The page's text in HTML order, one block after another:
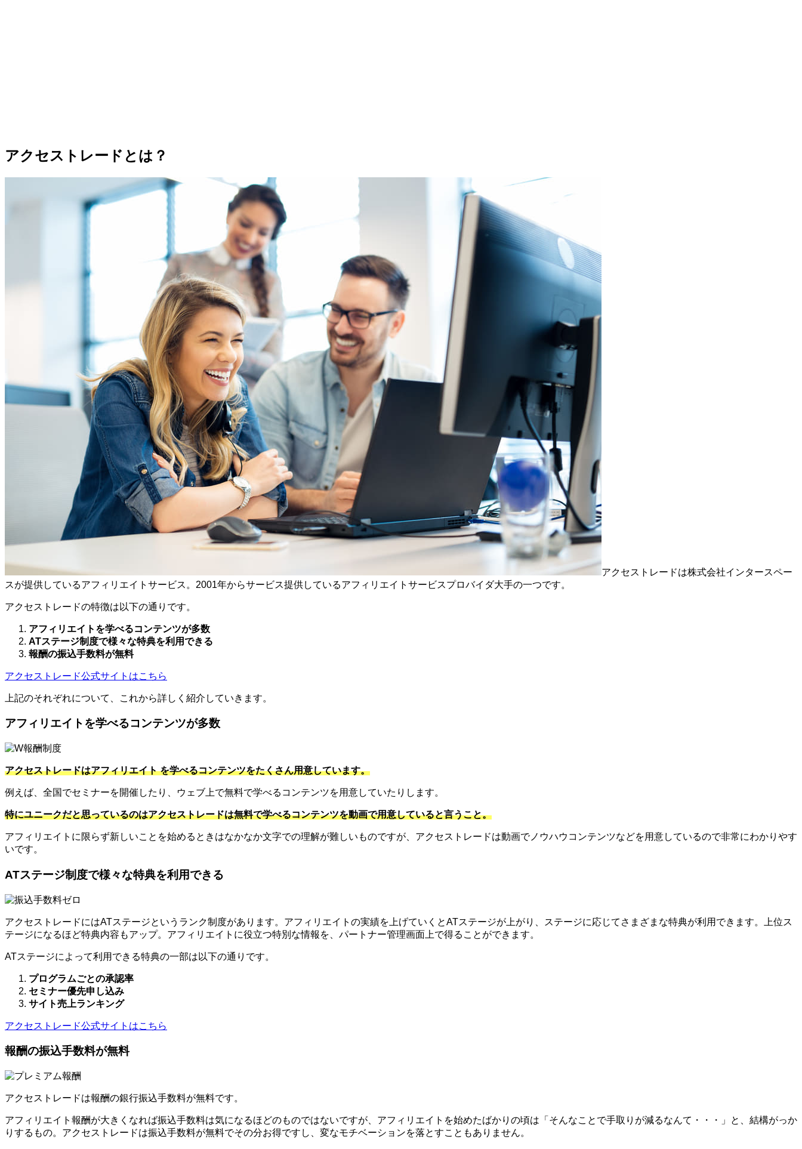
アクセストレードとは？
アクセストレードは株式会社インタースペー
スが提供しているアフィリエイトサービス。2001年からサービス提供しているアフィリエイトサービスプロバイダ大手の一つです。
アクセストレードの特徴は以下の通りです。
アフィリエイトを学べるコンテンツが多数
ATステージ制度で様々な特典を利用できる
報酬の振込手数料が無料
アクセストレード公式サイトはこちら
上記のそれぞれについて、これから詳しく紹介していきます。
アフィリエイトを学べるコンテンツが多数
アクセストレードはアフィリエイト を学べるコンテンツをたくさん用意しています。
例えば、全国でセミナーを開催したり、ウェブ上で無料で学べるコンテンツを用意していたりします。
特にユニークだと思っているのはアクセストレードは無料で学べるコンテンツを動画で用意していると言うこと。
アフィリエイトに限らず新しいことを始めるときはなかなか文字での理解が難しいものですが、アクセストレードは動画でノウハウコンテンツなどを用意しているので非常にわかりやす
いです。
ATステージ制度で様々な特典を利用できる
アクセストレードにはATステージというランク制度があります。アフィリエイトの実績を上げていくとATステージが上がり、ステージに応じてさまざまな特典が利用できます。上位ス
テージになるほど特典内容もアップ。アフィリエイトに役立つ特別な情報を、パートナー管理画面上で得ることができます。
ATステージによって利用できる特典の一部は以下の通りです。
プログラムごとの承認率
セミナー優先申し込み
サイト売上ランキング
アクセストレード公式サイトはこちら
報酬の振込手数料が無料
アクセストレードは報酬の銀行振込手数料が無料です。
アフィリエイト報酬が大きくなれば振込手数料は気になるほどのものではないですが、アフィリエイトを始めたばかりの頃は「そんなことで手取りが減るなんて・・・」と、結構がっか
りするもの。アクセストレードは振込手数料が無料でその分お得ですし、変なモチベーションを落とすこともありません。